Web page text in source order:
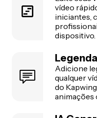
vídeo
iniciantes,
dispositivo.
Adicione
qualquer
do
animações